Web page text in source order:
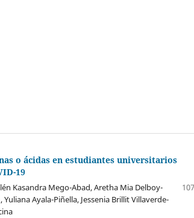
o ácidas en estudiantes universitarios
19
Kasandra Mego-Abad, Aretha Mia Delboy-
Ayala-Piñella, Jessenia Brillit Villaverde-